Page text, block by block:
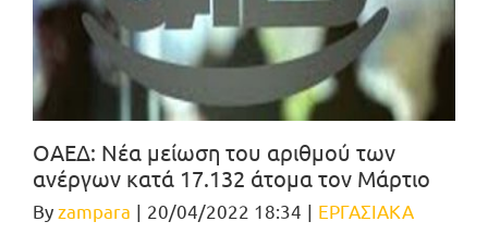
ΟΑΕΔ: Νέα μείωση του αριθμού των
ανέργων κατά 17.132 άτομα τον Μάρτιο
Byzampara | 20/04/2022 18:34 | ΕΡΓΑΣΙΑΚΑ